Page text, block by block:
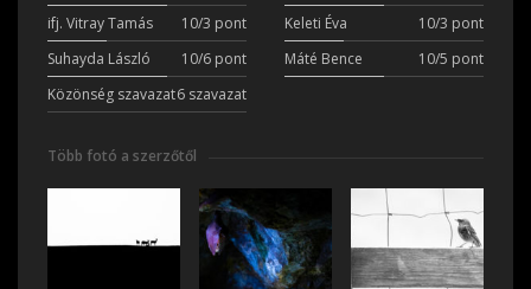
ifj. Vitray Tamás
10/3 pont Keleti Éva
10/3 pont
Suhayda László
10/6 pont Máté Bence
10/5 pont
Közönség szavazat6 szavazat
Több fotó a szerzőtől